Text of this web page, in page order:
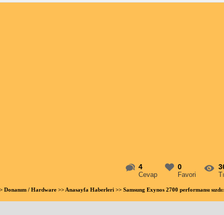
4
Cevap
0
Favori
Donanım / Hardware>> Anasayfa Haberleri>> Samsung Exynos 2700 performansı